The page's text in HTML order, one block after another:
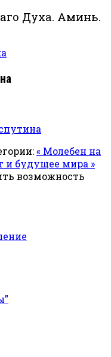
Духа. Аминь.
« Молебен на
и будущее мира »
возможность